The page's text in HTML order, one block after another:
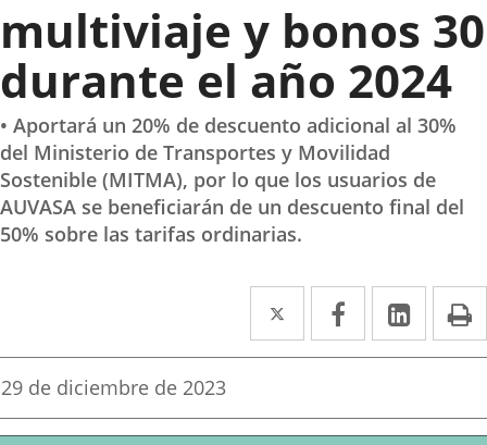
multiviaje y bonos 30
durante el año 2024
• Aportará un 20% de descuento adicional al 30%
del Ministerio de Transportes y Movilidad
Sostenible (MITMA), por lo que los usuarios de
AUVASA se beneficiarán de un descuento final del
50% sobre las tarifas ordinarias.
Twitter
Enlace
a
aplicación
Facebook
Enlace
a
aplicación
Enlace
a
Fecha
la
29 de diciembre de 2023